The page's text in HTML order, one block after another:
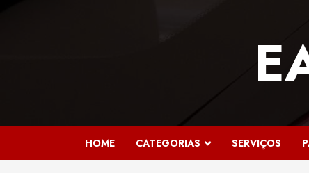
HOME CATEGORIAS SERVIÇOS